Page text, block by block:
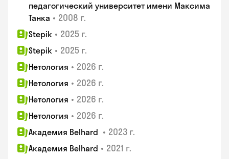
педагогический университет имени Максима
Танка • 2008 г.
Stepik • 2025 г.
Stepik • 2025 г.
Нетология • 2026 г.
Нетология • 2026 г.
Нетология • 2026 г.
Нетология • 2026 г.
Академия Belhard • 2023 г.
Академия Belhard • 2021 г.